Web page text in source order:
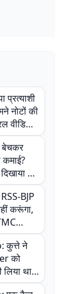
प्रत्याशी
नोटों की
वीडियो
TMC
बेचकर
कमाई?
तो
खड़े हो गए
BJP
करूंगा,
पीटा,
कुत्ते ने
को
था,
से पहले